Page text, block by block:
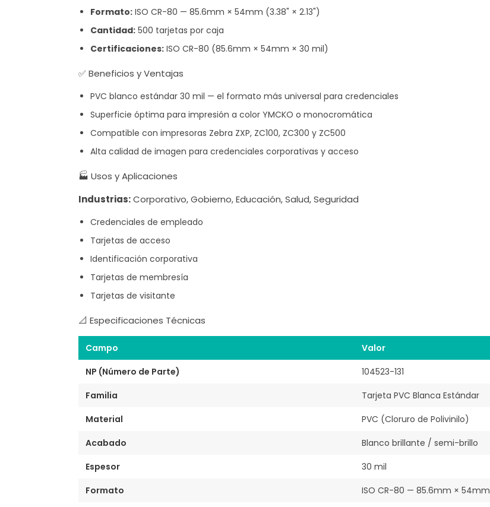
Formato: ISO CR-80 — 85.6mm × 54mm (3.38" × 2.13")
Cantidad: 500 tarjetas por caja
Certificaciones: ISO CR-80 (85.6mm × 54mm × 30 mil)
✅ Beneficios y Ventajas
PVC blanco estándar 30 mil — el formato más universal para credenciales
Superficie óptima para impresión a color YMCKO o monocromática
Compatible con impresoras Zebra ZXP, ZC100, ZC300 y ZC500
Alta calidad de imagen para credenciales corporativas y acceso
🏭 Usos y Aplicaciones
Industrias:Corporativo, Gobierno, Educación, Salud, Seguridad
Credenciales de empleado
Tarjetas de acceso
Identificación corporativa
Tarjetas de membresía
Tarjetas de visitante
📐 Especificaciones Técnicas
Campo
Valor
NP (Número de Parte)
104523-131
Familia
Tarjeta PVC Blanca Estándar
Material
PVC (Cloruro de Polivinilo)
Acabado
Blanco brillante / semi-brillo
Espesor
30 mil
Formato
ISO CR-80 — 85.6mm × 54mm